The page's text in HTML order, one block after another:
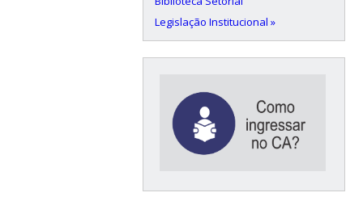
Legislação Institucional »